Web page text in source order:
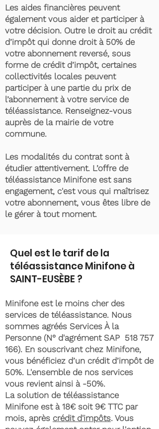
Les aides financières peuvent
également vous aider et participer à
votre décision. Outre le droit au crédit
d’impôt qui donne droit à 50% de
votre abonnement reversé, sous
forme de crédit d’impôt, certaines
collectivités locales peuvent
participer à une partie du prix de
l’abonnement à votre service de
téléassistance. Renseignez-vous
auprès de la mairie de votre
commune.
Les modalités du contrat sont à
étudier attentivement. L’offre de
téléassistance Minifone est sans
engagement, c'est vous qui maîtrisez
votre abonnement, vous êtes libre de
le gérer à tout moment.
Quel est le tarif de la
téléassistance Minifone à
SAINT-EUSÈBE ?
Minifone est le moins cher des
services de téléassistance. Nous
sommes agréés Services À la
Personne (N° d'agrément SAP 518 757
166). En souscrivant chez Minifone,
vous bénéficiez d’un crédit d’impôt de
50%. L'ensemble de nos services
vous revient ainsi à -50%.
La solution de téléassistance
Minifone est à 18€ soit 9€ TTC par
mois, après crédit d'impôts. Vous